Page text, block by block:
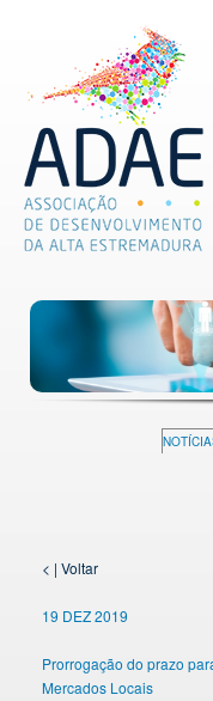
PROJETOS
LEGISLAÇÃO ÚTIL
< | Voltar
19 DEZ 2019
Prorrogação do prazo
Mercados Locais